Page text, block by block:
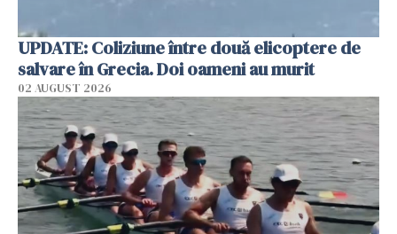
UPDATE: Coliziune între două elicoptere de
salvare în Grecia. Doi oameni au murit
02 AUGUST 2026